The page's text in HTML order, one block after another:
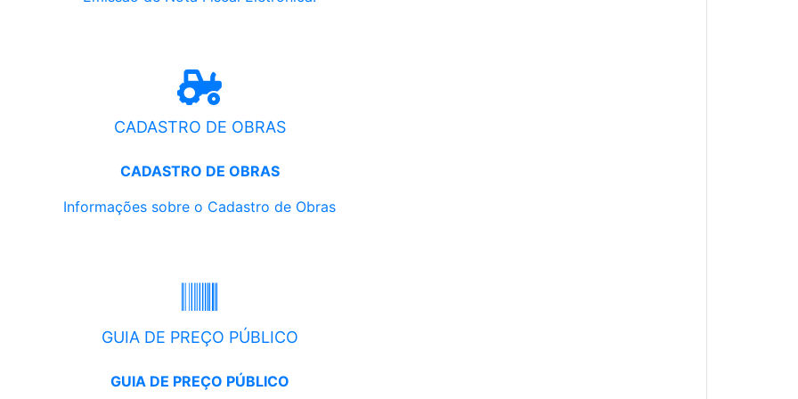
CADASTRO DE OBRAS
CADASTRO DE OBRAS
Informações sobre o Cadastro de Obras
GUIA DE PREÇO PÚBLICO
GUIA DE PREÇO PÚBLICO